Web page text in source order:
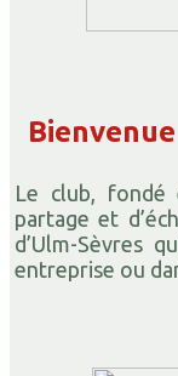
Le club,
partage et
d’Ulm-Sèvres
entreprise ou